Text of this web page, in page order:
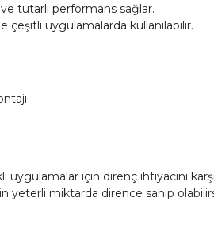
tutarlı performans sağlar.
çeşitli uygulamalarda kullanılabilir.
uygulamalar için direnç ihtiyacını
yeterli miktarda dirence sahip